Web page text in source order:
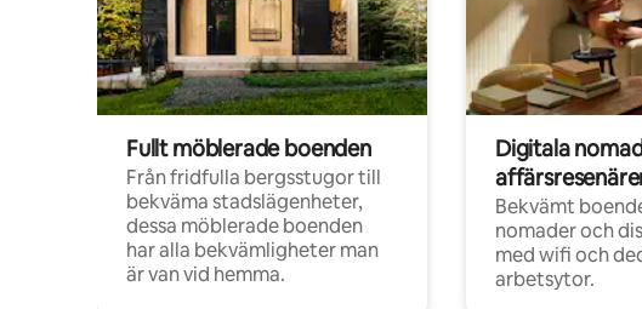
Fullt möblerade boenden
Från fridfulla bergsstugor till
bekväma stadslägenheter,
dessa möblerade boenden
har alla bekvämligheter man
är van vid hemma.
Digitala
Bekvämt
nomader och
med wifi och
arbetsytor.